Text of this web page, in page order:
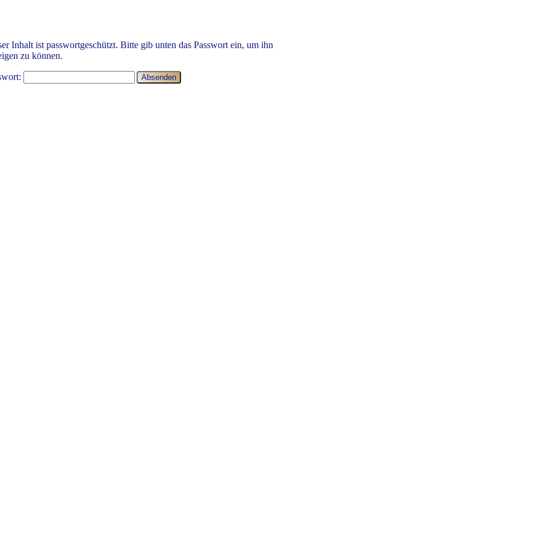
Inhalt ist passwortgeschützt. Bitte gib unten das Passwort ein, um ihn
zu können.